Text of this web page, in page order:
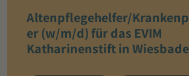
Altenpflegehelfer/
er (w/m/d) für das EVIM
Katharinenstift in